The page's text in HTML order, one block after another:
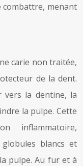
combattre, menant
carie non traitée,
de la dent.
vers la dentine, la
la pulpe. Cette
inflammatoire,
globules blancs et
pulpe. Au fur et à